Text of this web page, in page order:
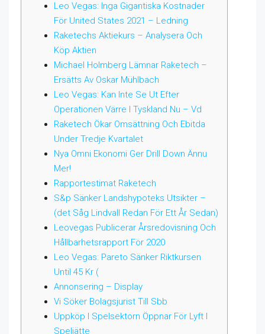
Leo Vegas: Inga Gigantiska Kostnader
För United States 2021 – Ledning
Raketechs Aktiekurs – Analysera Och
Köp Aktien
Michael Holmberg Lämnar Raketech –
Ersätts Av Oskar Mühlbach
Leo Vegas: Kan Inte Se Ut Efter
Operationen Värre I Tyskland Nu – Vd
Raketech Ökar Omsättning Och Ebitda
Under Tredje Kvartalet
Nya Omni Ekonomi Ger Drill Down Ännu
Mer!
Rapportestimat Raketech
S&p Sänker Landshypoteks Utsikter –
(det Såg Lindvall Redan För Ett År Sedan)
Leovegas Publicerar Årsredovisning Och
Hållbarhetsrapport För 2020
Leo Vegas: Pareto Sänker Riktkursen
Until 45 Kr (
Annonsering – Display
Vi Söker Bolagsjurist Till Sbb
Uppköp I Spelsektorn Öppnar För Lyft I
Speljätte